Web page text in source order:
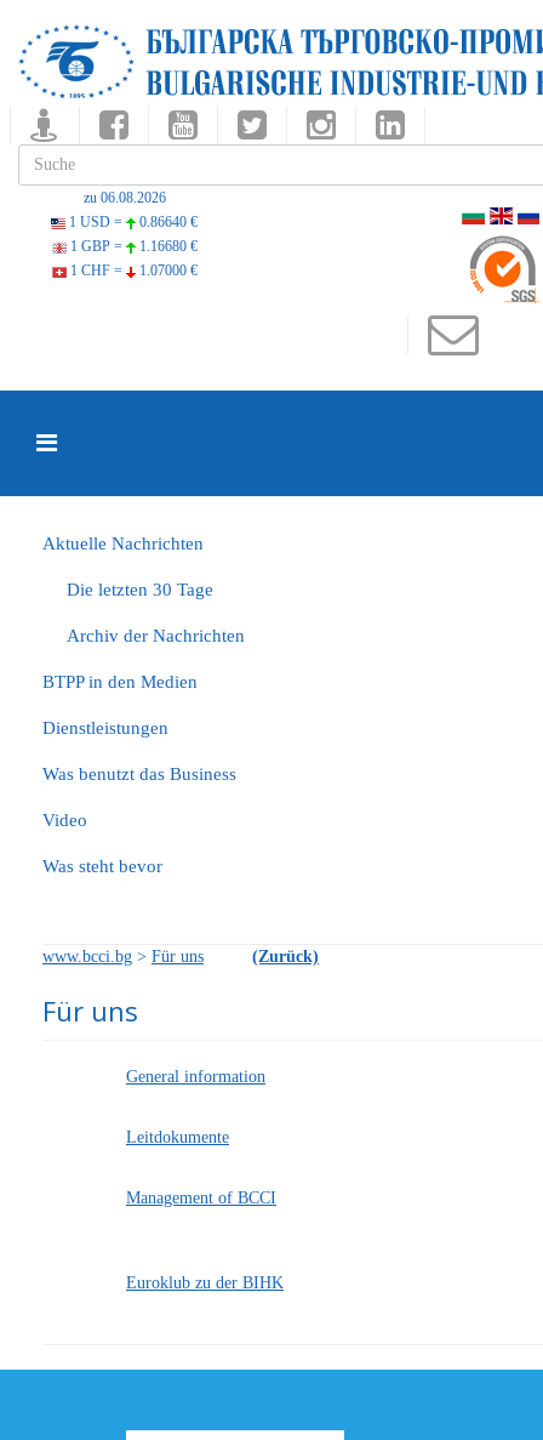
zu 06.08.2026
1 USD =
0.86640 €
1 GBP =
1.16680 €
1 CHF =
1.07000 €
Aktuelle Nachrichten
Die letzten 30 Tage
Archiv der Nachrichten
BTPP in den Medien
Dienstleistungen
Was benutzt das Business
Video
Was steht bevor
www.bcci.bg > Für uns (Zurück)
Für uns
General information
Leitdokumente
Management of BCCI
Euroklub zu der BIHK